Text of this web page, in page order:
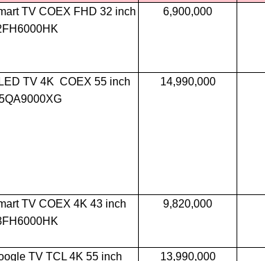
TV COEX FHD 32 inch
6,900,000
TV 4K COEX 55 inch
14,990,000
TV COEX 4K 43 inch
9,820,000
TV TCL 4K 55 inch
13,990,000